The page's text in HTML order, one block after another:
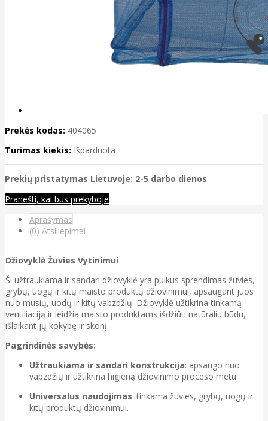
Prekės kodas: 404065
Turimas kiekis: Išparduota
Prekių pristatymas Lietuvoje: 2-5 darbo dienos
Pranešti, kai bus prekyboje
Aprašymas
(0) Atsiliepimai
Džiovyklė Žuvies Vytinimui
Ši užtraukiama ir sandari džiovyklė yra puikus sprendimas žuvies,
grybų, uogų ir kitų maisto produktų džiovinimui, apsaugant juos
nuo musių, uodų ir kitų vabzdžių. Džiovyklė užtikrina tinkamą
ventiliaciją ir leidžia maisto produktams išdžiūti natūraliu būdu,
išlaikant jų kokybę ir skonį.
Pagrindinės savybės:
Užtraukiama ir sandari konstrukcija: apsaugo nuo
vabzdžių ir užtikrina higieną džiovinimo proceso metu.
Universalus naudojimas: tinkama žuvies, grybų, uogų ir
kitų produktų džiovinimui.